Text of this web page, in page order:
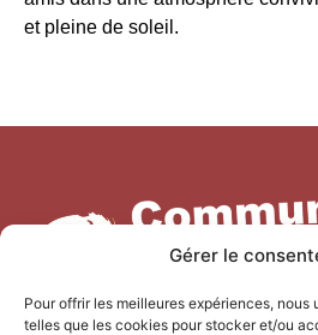
Gérer le
Pour offrir les meilleures expériences,
telles que les cookies pour stocker et/ou
et pleine de soleil.